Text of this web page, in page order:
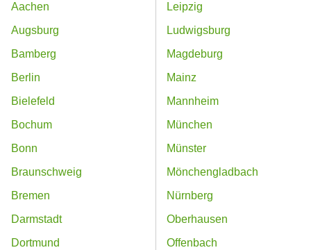
Aachen
Augsburg
Bamberg
Berlin
Bielefeld
Bochum
Bonn
Braunschweig
Bremen
Darmstadt
Dortmund
Leipzig
Ludwigsburg
Magdeburg
Mainz
Mannheim
München
Münster
Mönchengladbach
Nürnberg
Oberhausen
Offenbach